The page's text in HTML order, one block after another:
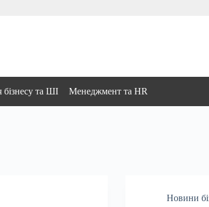
бізнесу та ШІ Менеджмент та HR
Новини